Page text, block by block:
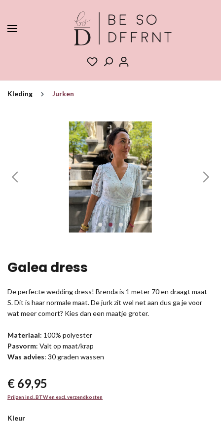
Kleding Jurken
Galea dress
De perfecte wedding dress! Brenda is 1 meter 70 en draagt maat
S. Dit is haar normale maat. De jurk zit wel net aan dus ga je voor
wat meer comort? Kies dan een maatje groter.
Materiaal: 100% polyester
Pasvorm: Valt op maat/krap
Was advies: 30 graden wassen
€ 69,95
Prijzen incl. BTW en excl. verzendkosten
Kleur